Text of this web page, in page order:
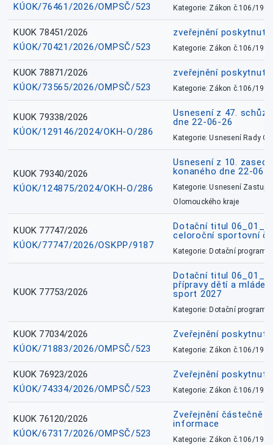
KÚOK/76461/2026/OMPSČ/523 Kategorie: Zákon č.106/1999
KUOK 78451/2026
KÚOK/70421/2026/OMPSČ/523
zveřejnění
Kategorie: Zákon č.106/1999
KUOK 78871/2026
KÚOK/73565/2026/OMPSČ/523
zveřejnění
Kategorie: Zákon č.106/1999
KUOK 79338/2026
KÚOK/129146/2024/OKH-O/286
Usnesení z 47.
dne 22-06-26
Kategorie: Usnesení Rady
KUOK 79340/2026
KÚOK/124875/2024/OKH-O/286
Usnesení z 10.
konaného dne 22-06-
Kategorie: Usnesení
Olomouckého kraje
KUOK 77747/2026
KÚOK/77747/2026/OSKPP/9187
Dotační titul
celoroční sportovní
Kategorie: Dotační
KUOK 77753/2026
Dotační titul
přípravy dětí a
sport 2027
Kategorie: Dotační
KUOK 77034/2026
KÚOK/71883/2026/OMPSČ/523
Zveřejnění
Kategorie: Zákon č.106/1999
KUOK 76923/2026
KÚOK/74334/2026/OMPSČ/523
Zveřejnění
Kategorie: Zákon č.106/1999
KUOK 76120/2026
KÚOK/67317/2026/OMPSČ/523
Zveřejnění částečně
informace
Kategorie: Zákon č.106/1999